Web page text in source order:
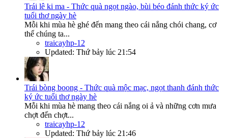
Trái lê ki ma - Thức quà ngọt ngào, bùi béo đánh thức ký ức
tuổi thơ ngày hè
Mỗi khi mùa hè ghé đến mang theo cái nắng chói chang, cơ
thể chúng ta...
traicayhp-12
Updated: Thứ bảy lúc 21:54
Trái bòng boong - Thức quà mộc mạc, ngọt thanh đánh thức
ký ức tuổi thơ ngày hè
Mỗi khi mùa hè mang theo cái nắng oi ả và những cơn mưa
chợt đến chợt...
traicayhp-12
Updated: Thứ bảy lúc 21:46